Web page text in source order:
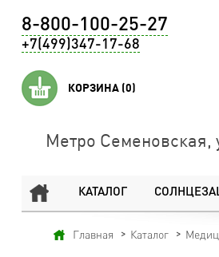
8-800-100-25-27
+7(499)347-17-68
КОРЗИНА (0)
Метро
КАТАЛОГ
Главная Каталог